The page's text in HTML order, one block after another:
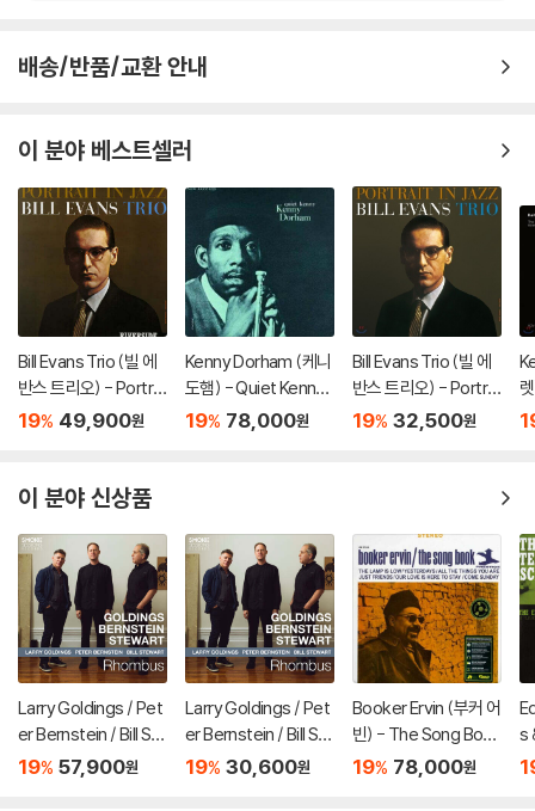
배송/반품/교환 안내
이 분야 베스트셀러
Bill Evans Trio (빌 에
반스 트리오) - Portrai
t In Jazz [LP]
19% 49,900원
Kenny Dorham (케니
도햄) - Quiet Kenny
[LP]
19% 78,000원
Bill Evans Trio (빌 에
반스 트리오) - Portrai
t In Jazz [LP]
19% 32,500원
이 분야 신상품
Larry Goldings / Pet
er Bernstein / Bill St
ewart (래리 골딩스 /
19% 57,900원
Larry Goldings / Pet
er Bernstein / Bill St
ewart (래리 골딩스 /
19% 30,600원
Booker Ervin (부커 어
빈) - The Song Boo
k [LP]
19% 78,000원
s
(